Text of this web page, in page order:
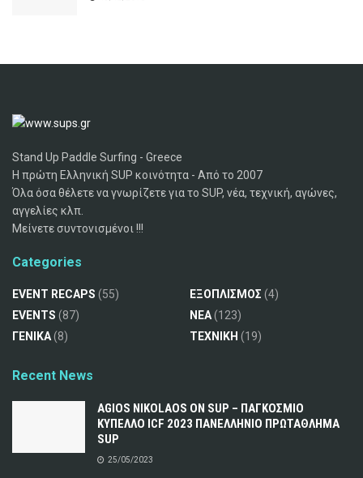
Stand Up Paddle Surfing - Greece
Η πρώτη Ελληνική SUP κοινότητα - Από το 2007
Όλα όσα θέλετε να γνωρίζετε για το SUP, νέα, τεχνική, αγώνες,
αγγελίες κλπ.
Μείνετε συντονισμένοι !!!
Categories
EVENT RECAPS (55)
EVENTS (87)
ΓΕΝΙΚΑ(8)
ΕΞΟΠΛΙΣΜΟΣ (4)
ΝΕΑ(123)
ΤΕΧΝΙΚΗ (19)
Recent News
AGIOS NIKOLAOS ON SUP – ΠΑΓΚΟΣΜΙΟ
ΚΥΠΕΛΛΟ ICF 2023 ΠΑΝΕΛΛΗΝΙΟ ΠΡΩΤΑΘΛΗΜΑ
SUP
25/05/2023